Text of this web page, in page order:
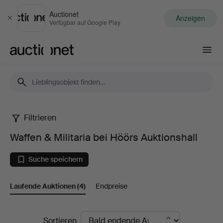
Schließen
Auctionet
Verfügbar auf Google Play Anzeigen
Waffen
Militaria
bei
Filtrieren
Waffen & Militaria bei Höörs Auktionshall
Suche speichern
Laufende Auktionen(4) Endpreise
LaufendeSortieren